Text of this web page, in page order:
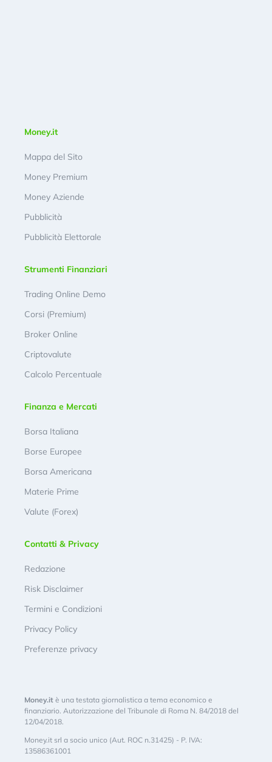
Money.it
Mappa del Sito
Money Premium
Money Aziende
Pubblicità
Pubblicità Elettorale
Strumenti Finanziari
Trading Online Demo
Corsi (Premium)
Broker Online
Criptovalute
Calcolo Percentuale
Finanza e Mercati
Borsa Italiana
Borse Europee
Borsa Americana
Materie Prime
Valute (Forex)
Contatti & Privacy
Redazione
Risk Disclaimer
Termini e Condizioni
Privacy Policy
Preferenze privacy
Money.it è una testata giornalistica a tema economico e
finanziario. Autorizzazione del Tribunale di Roma N. 84/2018 del
12/04/2018.
Money.it srl a socio unico (Aut. ROC n.31425) - P. IVA:
13586361001